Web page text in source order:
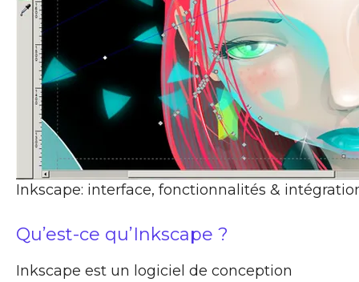
Inkscape: interface, fonctionnalités &
Qu’est-ce qu’Inkscape ?
Inkscape est un logiciel de conception